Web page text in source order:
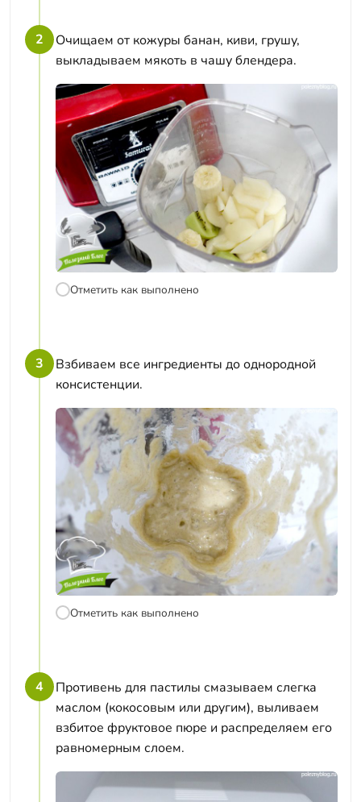
2
Очищаем от кожуры банан, киви, грушу,
выкладываем мякоть в чашу блендера.
Отметить как выполнено
3
Взбиваем все ингредиенты до однородной
консистенции.
Отметить как выполнено
4
Противень для пастилы смазываем слегка
маслом (кокосовым или другим), выливаем
взбитое фруктовое пюре и распределяем его
равномерным слоем.